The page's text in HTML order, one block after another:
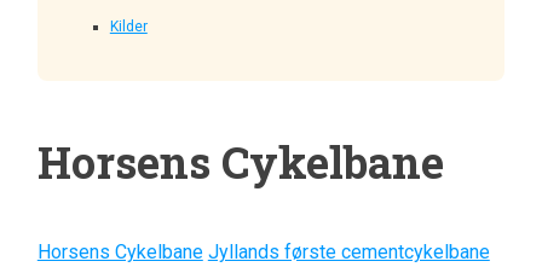
Kilder
Horsens Cykelbane
Horsens Cykelbane Jyllands første cementcykelbane